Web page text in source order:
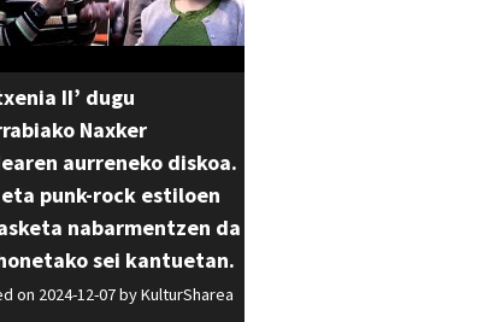
II’ dugu
Naxker
aurreneko diskoa.
eta punk-rock estiloen
nabarmentzen da
sei kantuetan.
on 2024-12-07 byKulturSharea